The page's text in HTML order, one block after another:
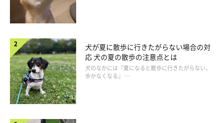
犬が夏に散歩に行きたがらない場合の対
応 犬の夏の散歩の注意点とは
犬のなかには『夏になると散歩に行きたがらない、
歩かなくなる』 …